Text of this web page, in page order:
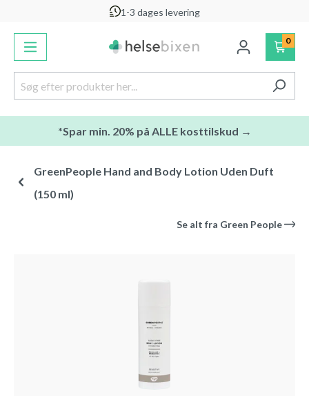
1-3 dages levering
0
*Spar min. 20% på ALLE kosttilskud →
GreenPeople Hand and Body Lotion Uden Duft
(150 ml)
Se alt fra Green People